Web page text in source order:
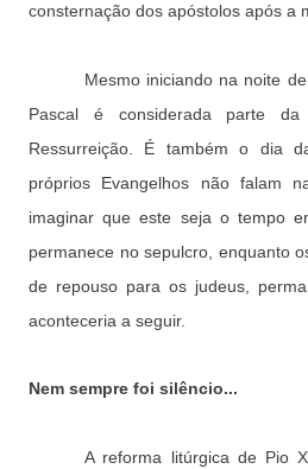
consternação dos apóstolos após a
Mesmo iniciando na noite
Pascal é considerada parte
Ressurreição. É também o dia
próprios Evangelhos não falam
imaginar que este seja o tempo
permanece no sepulcro, enquanto
de repouso para os judeus,
aconteceria a seguir.
Nem sempre foi silêncio...
A reforma litúrgica de Pio